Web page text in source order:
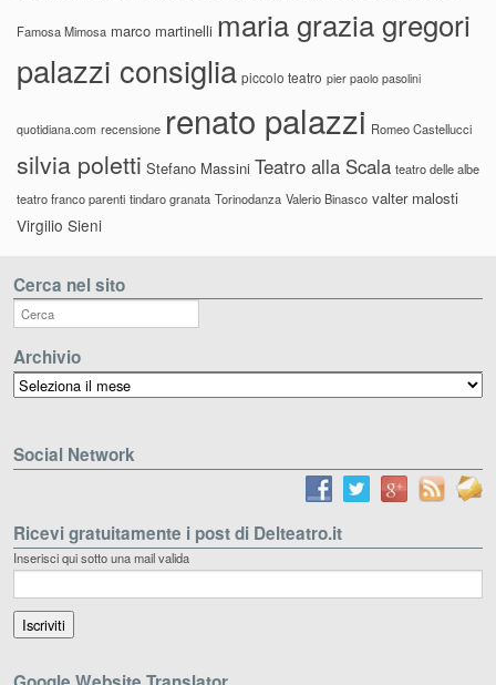
Famosa Mimosa marco martinelli maria grazia gregori
palazzi consiglia piccolo teatro pier paolo pasolini
quotidiana.com recensione renato palazzi Romeo Castellucci
silvia poletti Stefano Massini Teatro alla Scala teatro delle albe
teatro franco parenti tindaro granata Torinodanza Valerio Binasco valter malosti
Virgilio Sieni
Cerca nel sito
Archivio
Archivio
Social Network
Ricevi gratuitamente i post di Delteatro.it
Inserisci qui sotto una mail valida